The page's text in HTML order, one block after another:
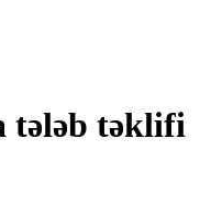
tələb təklifi